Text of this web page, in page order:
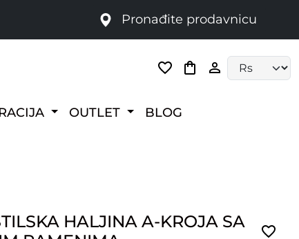
Pronađite prodavnicu
OUTLET BLOG
HALJINA A-KROJA SA